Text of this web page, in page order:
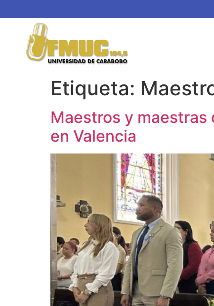
Etiqueta:
Maestros y maestras
en Valencia